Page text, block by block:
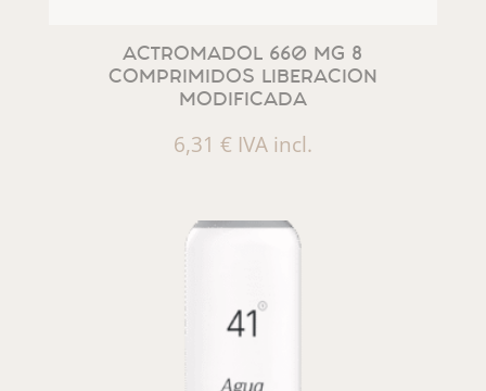
ACTROMADOL 660 MG 8
COMPRIMIDOS LIBERACION
MODIFICADA
6,31 € IVA incl.